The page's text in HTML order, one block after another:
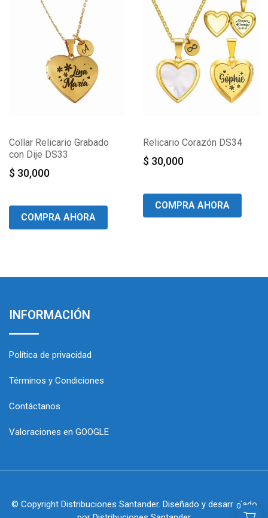
0
Collar Relicario Grabado
con Dije DS33
$ 30,000
COMPRA AHORA
Relicario Corazón DS34
$ 30,000
COMPRA AHORA
INFORMACIÓN
Política de privacidad
Términos y Condiciones
Contáctanos
Valoraciones en GOOGLE
© Copyright Distribuciones Santander. Diseñado y desarrollado